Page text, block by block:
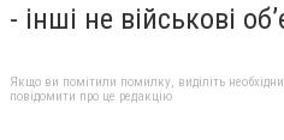
- інші не військові
Якщо ви помітили помилку, виділіть
повідомити про це редакцію